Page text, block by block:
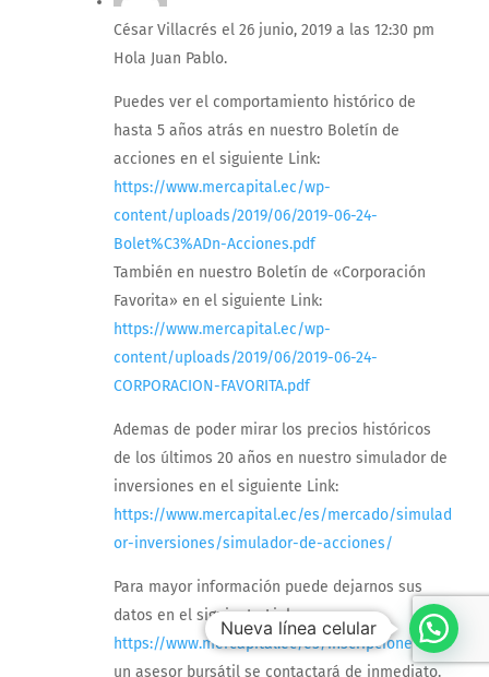
César Villacrés el 26 junio, 2019 a las 12:30 pm
Hola Juan Pablo.
Puedes ver el comportamiento histórico de
hasta 5 años atrás en nuestro Boletín de
acciones en el siguiente Link:
https://www.mercapital.ec/wp-
content/uploads/2019/06/2019-06-24-
Bolet%C3%ADn-Acciones.pdf
También en nuestro Boletín de «Corporación
Favorita» en el siguiente Link:
https://www.mercapital.ec/wp-
content/uploads/2019/06/2019-06-24-
CORPORACION-FAVORITA.pdf
Ademas de poder mirar los precios históricos
de los últimos 20 años en nuestro simulador de
inversiones en el siguiente Link:
https://www.mercapital.ec/es/mercado/simulad
or-inversiones/simulador-de-acciones/
Para mayor información puede dejarnos sus
datos en el siguiente Link:
https://www.mercapital.ec/es/inscripciones/y
un asesor bursátil se contactará de inmediato.
Nueva línea celular